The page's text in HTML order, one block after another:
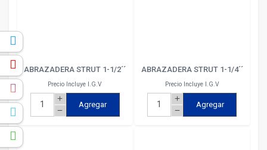
ABRAZADERA STRUT 1-1/2´´
Precio Incluye I.G.V
add
remove
Agregar
ABRAZADERA STRUT 1-1/4´´
Precio Incluye I.G.V
add
remove
Agregar